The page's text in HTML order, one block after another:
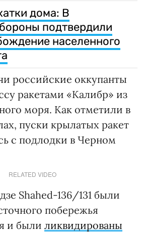
дома: В
подтвердили
населенного
российские оккупанты
ракетами «Калибр» из
моря. Как отметили в
пуски крылатых ракет
с подлодки в Черном
RELATED VIDEO
Shahed-136/131 были
побережья
и были ликвидированы